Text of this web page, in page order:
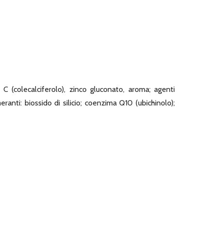
(colecalciferolo), zinco gluconato, aroma; agenti
biossido di silicio; coenzima Q10 (ubichinolo);